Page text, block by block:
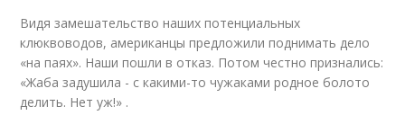
Видя замешательство наших потенциальных
клюквоводов, американцы предложили поднимать дело
«на паях». Наши пошли в отказ. Потом честно признались:
«Жаба задушила - с какими-то чужаками родное болото
делить. Нет уж!» .